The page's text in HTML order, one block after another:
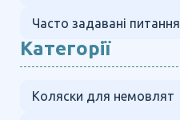
Часто задавані питання
Категорії
Коляски для немовлят